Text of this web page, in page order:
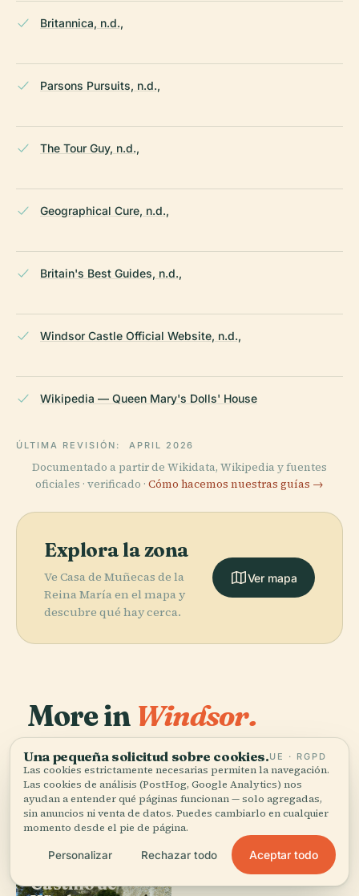
Britannica, n.d.,
Parsons Pursuits, n.d.,
The Tour Guy, n.d.,
Geographical Cure, n.d.,
Britain's Best Guides, n.d.,
Windsor Castle Official Website, n.d.,
Wikipedia — Queen Mary's Dolls' House
ÚLTIMA REVISIÓN: APRIL 2026
Documentado a partir de Wikidata, Wikipedia y fuentes
oficiales · verificado · Cómo hacemos nuestras guías →
Explora la zona
Ve Casa de Muñecas de la
Reina María en el mapa y
descubre qué hay cerca.
Ver mapa
More in Windsor.
24 lugares por descubrir — unos cuantos que merece la
pena combinar.
Castillo de
Capilla de San
PLACE
Una pequeña solicitud sobre cookies.UE · RGPD
Las cookies estrictamente necesarias permiten la navegación.
Las cookies de análisis (PostHog, Google Analytics) nos
ayudan a entender qué páginas funcionan — solo agregadas,
sin anuncios ni venta de datos. Puedes cambiarlo en cualquier
momento desde el pie de página.
Personalizar Rechazar todo Aceptar todo